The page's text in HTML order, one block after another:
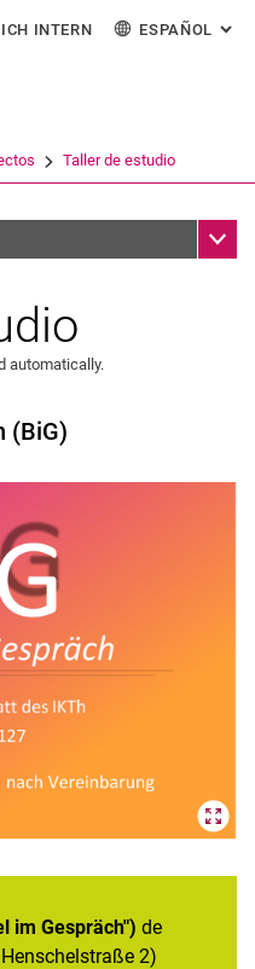
Jump directly to: content
Jump directly to: search
Jump directly to: main
an external link in a
INTERN ESPAÑOL :
Taller de estudio
Sub
sexual en la educación
de la violencia sexual en
de profesores de
automatically.
(BiG)
im Gespräch") de
2)